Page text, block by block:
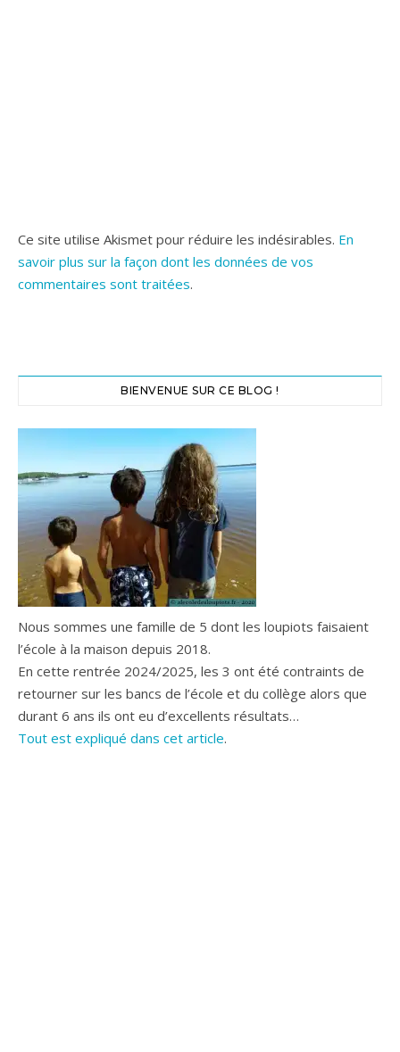
Ce site utilise Akismet pour réduire les indésirables. En
savoir plus sur la façon dont les données de vos
commentaires sont traitées.
BIENVENUE SUR CE BLOG !
Nous sommes une famille de 5 dont les loupiots faisaient
l’école à la maison depuis 2018.
En cette rentrée 2024/2025, les 3 ont été contraints de
retourner sur les bancs de l’école et du collège alors que
durant 6 ans ils ont eu d’excellents résultats…
Tout est expliqué dans cet article.